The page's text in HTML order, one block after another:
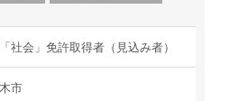
社会」免許取得者（見込み者）
市